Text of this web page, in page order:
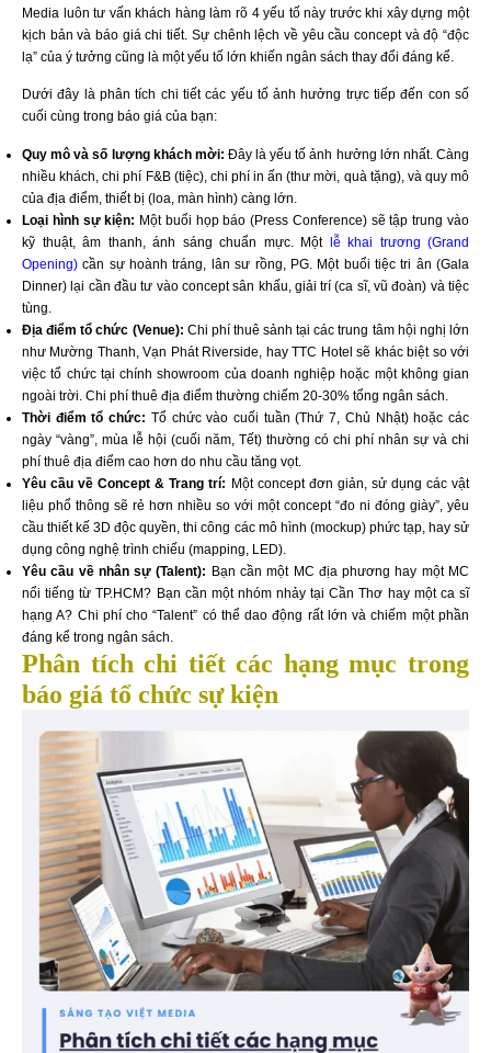
Media luôn tư vấn khách hàng làm rõ 4 yếu tố này trước khi xây dựng một
kịch bản và báo giá chi tiết. Sự chênh lệch về yêu cầu concept và độ “độc
lạ” của ý tưởng cũng là một yếu tố lớn khiến ngân sách thay đổi đáng kể.
Dưới đây là phân tích chi tiết các yếu tố ảnh hưởng trực tiếp đến con số
cuối cùng trong báo giá của bạn:
Quy mô và số lượng khách mời: Đây là yếu tố ảnh hưởng lớn nhất. Càng
nhiều khách, chi phí F&B (tiệc), chi phí in ấn (thư mời, quà tặng), và quy mô
của địa điểm, thiết bị (loa, màn hình) càng lớn.
Loại hình sự kiện: Một buổi họp báo (Press Conference) sẽ tập trung vào
kỹ thuật, âm thanh, ánh sáng chuẩn mực. Một lễ khai trương (Grand
Opening) cần sự hoành tráng, lân sư rồng, PG. Một buổi tiệc tri ân (Gala
Dinner) lại cần đầu tư vào concept sân khấu, giải trí (ca sĩ, vũ đoàn) và tiệc
tùng.
Địa điểm tổ chức (Venue): Chi phí thuê sảnh tại các trung tâm hội nghị lớn
như Mường Thanh, Vạn Phát Riverside, hay TTC Hotel sẽ khác biệt so với
việc tổ chức tại chính showroom của doanh nghiệp hoặc một không gian
ngoài trời. Chi phí thuê địa điểm thường chiếm 20-30% tổng ngân sách.
Thời điểm tổ chức: Tổ chức vào cuối tuần (Thứ 7, Chủ Nhật) hoặc các
ngày “vàng”, mùa lễ hội (cuối năm, Tết) thường có chi phí nhân sự và chi
phí thuê địa điểm cao hơn do nhu cầu tăng vọt.
Yêu cầu về Concept & Trang trí: Một concept đơn giản, sử dụng các vật
liệu phổ thông sẽ rẻ hơn nhiều so với một concept “đo ni đóng giày”, yêu
cầu thiết kế 3D độc quyền, thi công các mô hình (mockup) phức tạp, hay sử
dụng công nghệ trình chiếu (mapping, LED).
Yêu cầu về nhân sự (Talent): Bạn cần một MC địa phương hay một MC
nổi tiếng từ TP.HCM? Bạn cần một nhóm nhảy tại Cần Thơ hay một ca sĩ
hạng A? Chi phí cho “Talent” có thể dao động rất lớn và chiếm một phần
đáng kể trong ngân sách.
Phân tích chi tiết các hạng mục trong
báo giá tổ chức sự kiện